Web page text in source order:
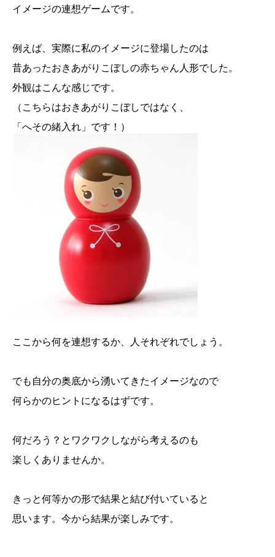
イメージの連想ゲームです。
例えば、実際に私のイメージに登場したのは
昔あったおきあがりこぼしの赤ちゃん人形でした。
外観はこんな感じです。
（こちらはおきあがりこぼしではなく、
「へその緒入れ」です！）
ここから何を連想するか、人それぞれでしょう。
でも自分の奥底から湧いてきたイメージなので
何らかのヒントになるはずです。
何だろう？とワクワクしながら考えるのも
楽しくありませんか。
きっと何等かの形で結果と結び付いていると
思います。今から結果が楽しみです。